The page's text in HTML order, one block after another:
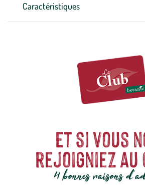
Caractéristiques
Et si vous
rejoigniez au
4 bonnes raisons